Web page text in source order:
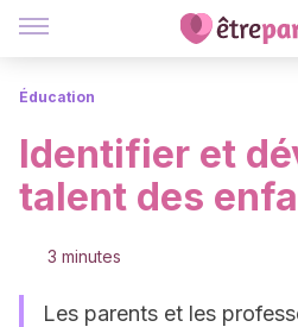
Éducation
Identifier et
talent des
3 minutes
Les parents et les